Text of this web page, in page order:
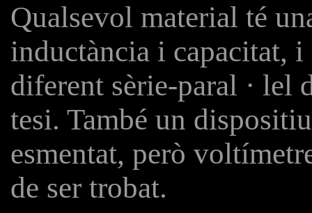
Qualsevol material té
inductància i capacitat,
diferent sèrie-paral · lel
tesi. També un
esmentat, però
de ser trobat.